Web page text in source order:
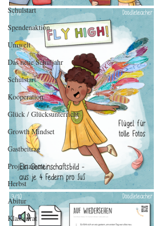
Schulstart
Spendenaktion
Umwelt
Das neue Schuljahr
Schulstart
Kooperation
Glück / Glücksunterricht
Growth Mindset
Gastbeitrag
Projektarbeit
Herbst
Abitur
Klassenrat